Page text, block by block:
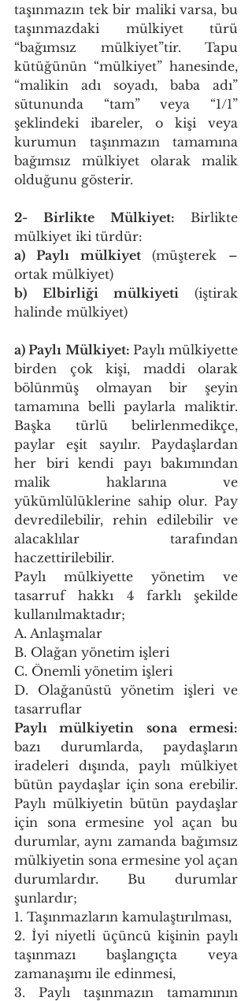
taşınmazın tek bir maliki varsa, bu
taşınmazdaki mülkiyet türü
“bağımsız mülkiyet”tir. Tapu
kütüğünün “mülkiyet” hanesinde,
“malikin adı soyadı, baba adı”
sütununda “tam” veya “1/1”
şeklindeki ibareler, o kişi veya
kurumun taşınmazın tamamına
bağımsız mülkiyet olarak malik
olduğunu gösterir.
2- Birlikte Mülkiyet: Birlikte
mülkiyet iki türdür:
a) Paylı mülkiyet (müşterek –
ortak mülkiyet)
b) Elbirliği mülkiyeti (iştirak
halinde mülkiyet)
a) Paylı Mülkiyet: Paylı mülkiyette
birden çok kişi, maddi olarak
bölünmüş olmayan bir şeyin
tamamına belli paylarla maliktir.
Başka türlü belirlenmedikçe,
paylar eşit sayılır. Paydaşlardan
her biri kendi payı bakımından
malik haklarına ve
yükümlülüklerine sahip olur. Pay
devredilebilir, rehin edilebilir ve
alacaklılar tarafından
haczettirilebilir.
Paylı mülkiyette yönetim ve
tasarruf hakkı 4 farklı şekilde
kullanılmaktadır;
A. Anlaşmalar
B. Olağan yönetim işleri
C. Önemli yönetim işleri
D. Olağanüstü yönetim işleri ve
tasarruflar
bazı durumlarda, paydaşların
iradeleri dışında, paylı mülkiyet
bütün paydaşlar için sona erebilir.
Paylı mülkiyetin bütün paydaşlar
için sona ermesine yol açan bu
durumlar, aynı zamanda bağımsız
mülkiyetin sona ermesine yol açan
durumlardır. Bu durumlar
şunlardır;
1. Taşınmazların kamulaştırılması,
2. İyi niyetli üçüncü kişinin paylı
taşınmazı başlangıçta veya
zamanaşımı ile edinmesi,
3. Paylı taşınmazın tamamının